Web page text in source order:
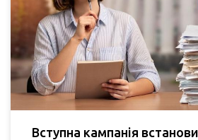
Вступна кампанія